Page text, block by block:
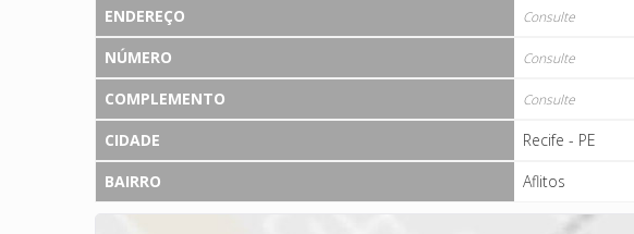
ENDEREÇO
Consulte
NÚMERO Consulte
COMPLEMENTO Consulte
CIDADE
Recife - PE
BAIRRO
Aflitos